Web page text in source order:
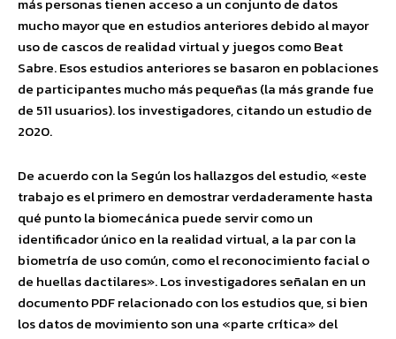
mucho mayor que en estudios anteriores debido al mayor
uso de cascos de realidad virtual y juegos como Beat
Sabre. Esos estudios anteriores se basaron en poblaciones
de participantes mucho más pequeñas (la más grande fue
de 511 usuarios). los investigadores, citando un estudio de
2020.
De acuerdo con la Según los hallazgos del estudio, «este
trabajo es el primero en demostrar verdaderamente hasta
qué punto la biomecánica puede servir como un
identificador único en la realidad virtual, a la par con la
biometría de uso común, como el reconocimiento facial o
de huellas dactilares». Los investigadores señalan en un
documento PDF relacionado con los estudios que, si bien
los datos de movimiento son una «parte crítica» del